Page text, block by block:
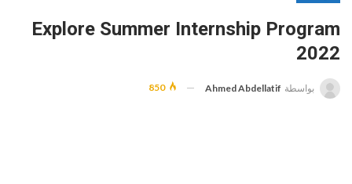
Explore Summer Internship Program
2022
بواسطة Ahmed Abdellatif
850